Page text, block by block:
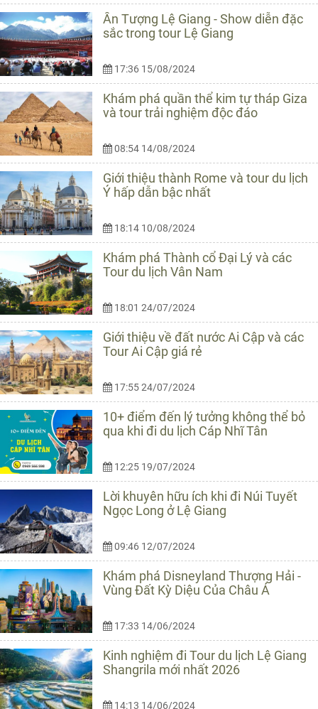
Ấn Tượng Lệ Giang - Show diễn đặc
sắc trong tour Lệ Giang
17:36 15/08/2024
Khám phá quần thể kim tự tháp Giza
và tour trải nghiệm độc đáo
08:54 14/08/2024
Giới thiệu thành Rome và tour du lịch
Ý hấp dẫn bậc nhất
18:14 10/08/2024
Khám phá Thành cổ Đại Lý và các
Tour du lịch Vân Nam
18:01 24/07/2024
Giới thiệu về đất nước Ai Cập và các
Tour Ai Cập giá rẻ
17:55 24/07/2024
10+ điểm đến lý tưởng không thể bỏ
qua khi đi du lịch Cáp Nhĩ Tân
12:25 19/07/2024
Lời khuyên hữu ích khi đi Núi Tuyết
Ngọc Long ở Lệ Giang
09:46 12/07/2024
Khám phá Disneyland Thượng Hải -
Vùng Đất Kỳ Diệu Của Châu Á
17:33 14/06/2024
Kinh nghiệm đi Tour du lịch Lệ Giang
Shangrila mới nhất 2026
14:13 14/06/2024